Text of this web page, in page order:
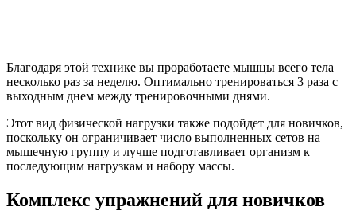
Благодаря этой технике вы проработаете мышцы всего тела
несколько раз за неделю. Оптимально тренироваться 3 раза с
выходным днем между тренировочными днями.
Этот вид физической нагрузки также подойдет для новичков,
поскольку он ограничивает число выполненных сетов на
мышечную группу и лучше подготавливает организм к
последующим нагрузкам и набору массы.
Комплекс упражнений для новичков